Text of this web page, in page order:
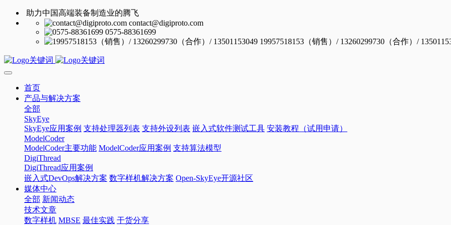
助力中国高端装备制造业的腾飞
contact@digiproto.com
0575-88361699
19957518153（销售）/ 13260299730（合作）/
首页
产品与解决方案
全部
SkyEye
SkyEye应用案例 支持处理器列表 支持外设列表 嵌入式软件测试工具 安装教程（试用申请）
ModelCoder
ModelCoder主要功能 ModelCoder应用案例 支持算法模型
DigiThread
DigiThread应用案例
嵌入式DevOps解决方案 数字样机解决方案 Open-SkyEye开源社区
媒体中心
全部 新闻动态
技术文章
数字样机 MBSE 最佳实践 干货分享